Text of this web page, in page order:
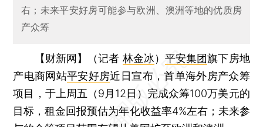
右；未来平安好房可能参与欧洲、澳洲等地的优质房
产众筹
【财新网】（记者 林金冰） 平安集团旗下房地
产电商网站平安好房近日宣布，首单海外房产众筹
项目，于上周五（9月12日）完成众筹100万美元的
目标，租金回报预估为年化收益率4%左右；未来参